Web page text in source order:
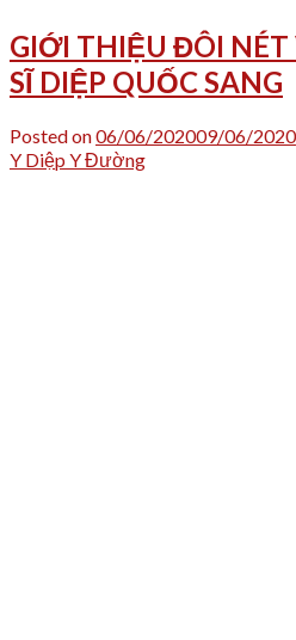
GIỚI THIỆU ĐÔI NÉT
SĨ DIỆP QUỐC SANG
Posted on06/06/202009/06/2020
Y Diệp Y Đường